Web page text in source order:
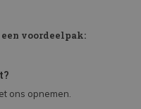
voordeelpak:
ons opnemen.